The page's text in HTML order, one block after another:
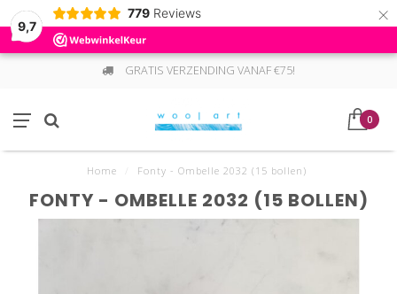
9,7
779 Reviews ×
GRATIS VERZENDING VANAF €75!
0
Home Fonty - Ombelle 2032 (15 bollen)
FONTY - OMBELLE 2032 (15 BOLLEN)